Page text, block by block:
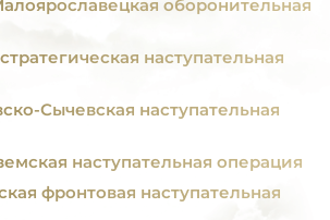
оборонительная
наступательная
Сычевская наступательная
наступательная операция
фронтовая наступательная